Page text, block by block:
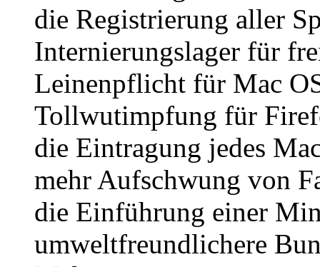
die Registrierung aller
Internierungslager für
Leinenpflicht für Mac
Tollwutimpfung für
die Eintragung jedes
mehr Aufschwung von
die Einführung einer
umweltfreundlichere